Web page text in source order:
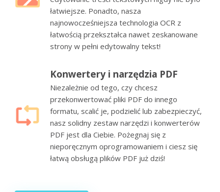
łatwiejsze. Ponadto, nasza
najnowocześniejsza technologia OCR z
łatwością przekształca nawet zeskanowane
strony w pełni edytowalny tekst!
Konwertery i narzędzia PDF
Niezależnie od tego, czy chcesz
przekonwertować pliki PDF do innego
formatu, scalić je, podzielić lub zabezpieczyć,
nasz solidny zestaw narzędzi i konwerterów
PDF jest dla Ciebie. Pożegnaj się z
nieporęcznym oprogramowaniem i ciesz się
łatwą obsługą plików PDF już dziś!